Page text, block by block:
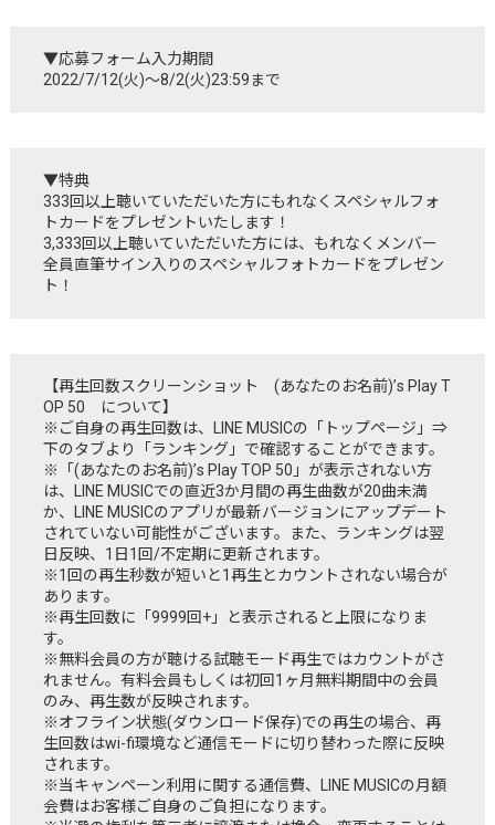
▼応募フォーム入力期間
2022/7/12(火)～8/2(火)23:59まで
▼特典
333回以上聴いていただいた方にもれなくスペシャルフォ
トカードをプレゼントいたします！
3,333回以上聴いていただいた方には、もれなくメンバー
全員直筆サイン入りのスペシャルフォトカードをプレゼン
ト！
【再生回数スクリーンショット (あなたのお名前)’s Play T
OP 50 について】
※ご自身の再生回数は、LINE MUSICの「トップページ」⇒
下のタブより「ランキング」で確認することができます。
※「(あなたのお名前)’s Play TOP 50」が表示されない方
は、LINE MUSICでの直近3か月間の再生曲数が20曲未満
か、LINE MUSICのアプリが最新バージョンにアップデート
されていない可能性がございます。また、ランキングは翌
日反映、1日1回/不定期に更新されます。
※1回の再生秒数が短いと1再生とカウントされない場合が
あります。
※再生回数に「9999回+」と表示されると上限になりま
す。
※無料会員の方が聴ける試聴モード再生ではカウントがさ
れません。有料会員もしくは初回1ヶ月無料期間中の会員
のみ、再生数が反映されます。
※オフライン状態(ダウンロード保存)での再生の場合、再
生回数はwi-fi環境など通信モードに切り替わった際に反映
されます。
※当キャンペーン利用に関する通信費、LINE MUSICの月額
会費はお客様ご自身のご負担になります。